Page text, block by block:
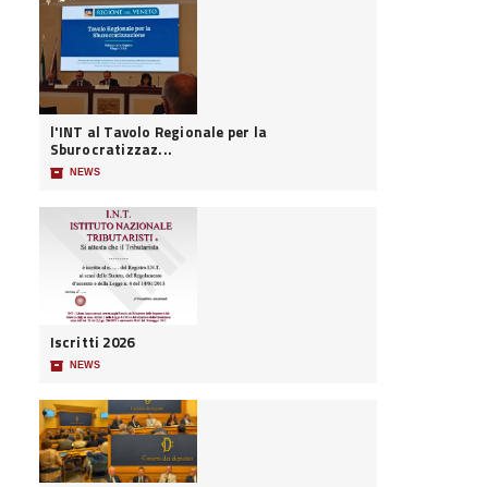
l'INT al Tavolo Regionale per la
Sburocratizzaz...
📦 NEWS
Iscritti 2026
📦 NEWS